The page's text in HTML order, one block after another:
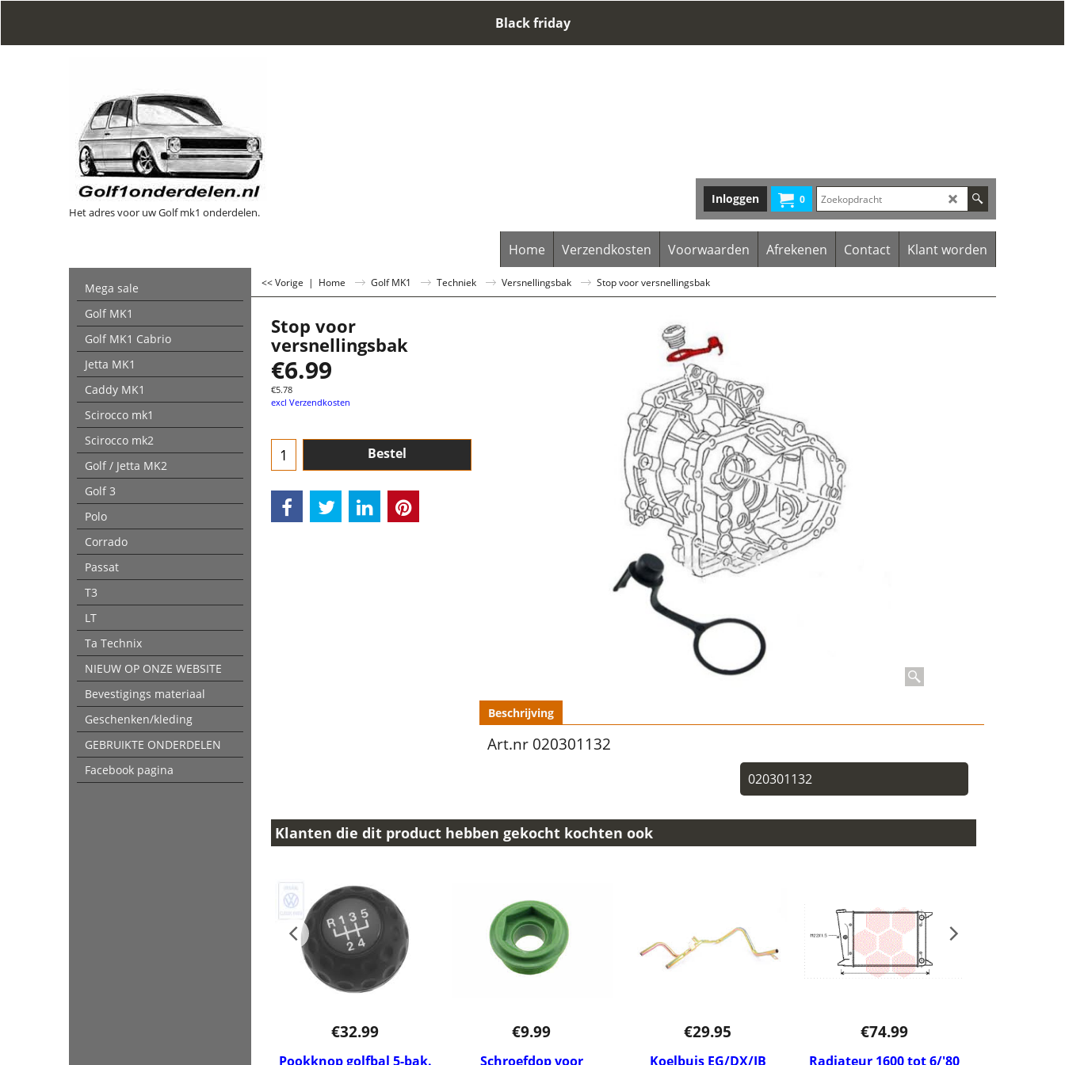
Black friday
Het adres voor uw Golf mk1 onderdelen.
0
Inloggen
Home Verzendkosten Voorwaarden Afrekenen Contact Klant worden
Mega sale
Golf MK1
Golf MK1 Cabrio
Jetta MK1
Caddy MK1
Scirocco mk1
Scirocco mk2
Golf / Jetta MK2
Golf 3
Polo
Corrado
Passat
T3
LT
Ta Technix
NIEUW OP ONZE WEBSITE
Bevestigings materiaal
Geschenken/kleding
GEBRUIKTE ONDERDELEN
Facebook pagina
<< Vorige | Home Golf MK1 Techniek Versnellingsbak Stop voor versnellingsbak
Stop voor
versnellingsbak
€6.99
€5.78
excl Verzendkosten
Bestel
Beschrijving
Art.nr 020301132
020301132
Klanten die dit product hebben gekocht kochten ook
€32.99
Pookknop golfbal 5-bak.
€9.99
Schroefdop voor
€29.95
Koelbuis EG/DX/JB
€74.99
Radiateur 1600 tot 6/'80